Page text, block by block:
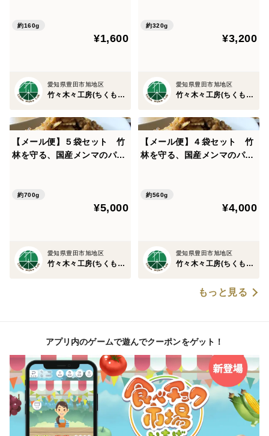
約160g
¥1,600
愛知県豊田市旭地区
竹々木々工房(ちくもくこうぼう）
約320g
¥3,200
愛知県豊田市旭地区
竹々木々工房(ちくもくこうぼう）
【メール便】５袋セット 竹
林を守る、国産メンマのパス
約700g
¥5,000
愛知県豊田市旭地区
竹々木々工房(ちくもくこうぼう）
【メール便】４袋セット 竹
林を守る、国産メンマのパス
約560g
¥4,000
愛知県豊田市旭地区
竹々木々工房(ちくもくこうぼう）
もっと見る
アプリ内のゲームで遊んでクーポンをゲット！